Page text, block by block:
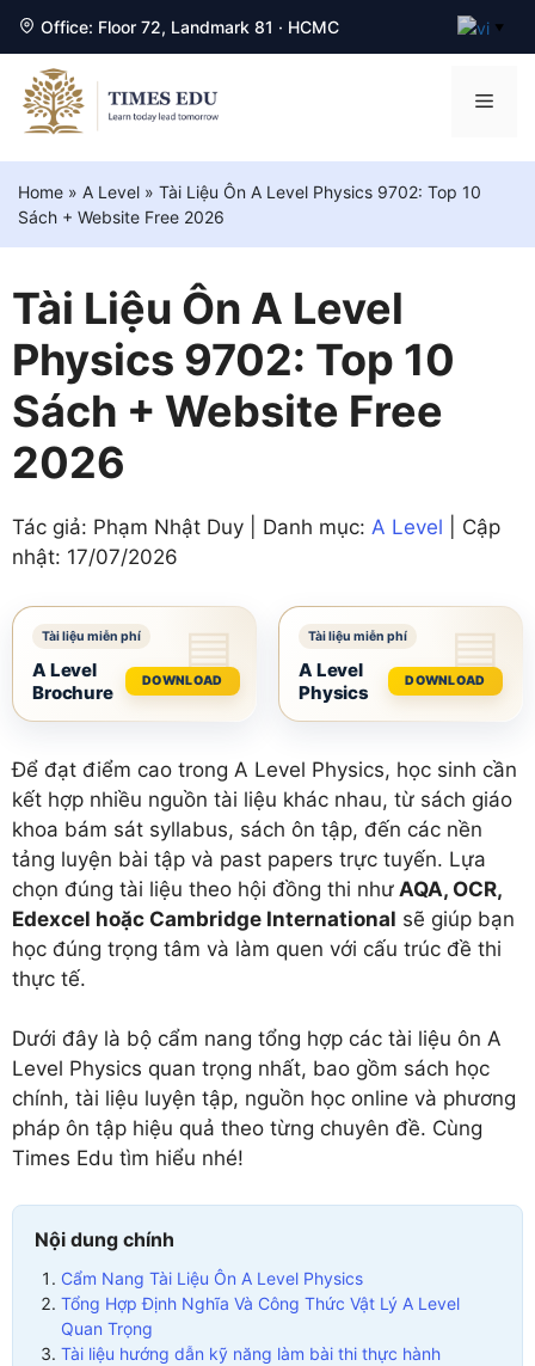
Office: Floor 72, Landmark 81 · HCMC ▼
Chuyển
đến
nội
dung
Home » A Level » Tài Liệu Ôn A Level Physics 9702: Top 10
Sách + Website Free 2026
Tài Liệu Ôn A Level
Physics 9702: Top 10
Sách + Website Free
2026
Tác giả: Phạm Nhật Duy | Danh mục: A Level | Cập
nhật: 17/07/2026
A Level
Brochure
DOWNLOAD
A Level
Physics
DOWNLOAD
Để đạt điểm cao trong A Level Physics, học sinh cần
kết hợp nhiều nguồn tài liệu khác nhau, từ sách giáo
khoa bám sát syllabus, sách ôn tập, đến các nền
tảng luyện bài tập và past papers trực tuyến. Lựa
chọn đúng tài liệu theo hội đồng thi như AQA, OCR,
Edexcel hoặc Cambridge International sẽ giúp bạn
học đúng trọng tâm và làm quen với cấu trúc đề thi
thực tế.
Dưới đây là bộ cẩm nang tổng hợp các tài liệu ôn A
Level Physics quan trọng nhất, bao gồm sách học
chính, tài liệu luyện tập, nguồn học online và phương
pháp ôn tập hiệu quả theo từng chuyên đề. Cùng
Times Edu tìm hiểu nhé!
Nội dung chính
Cẩm Nang Tài Liệu Ôn A Level Physics
Tổng Hợp Định Nghĩa Và Công Thức Vật Lý A Level
Quan Trọng
Tài liệu hướng dẫn kỹ năng làm bài thi thực hành